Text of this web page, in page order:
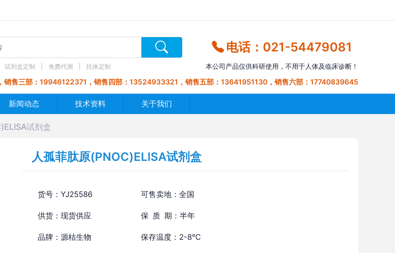
试剂盒定制 免费代测 抗体定制
电话：021-54479081
本公司产品仅供科研使用，不用于人体及临床诊断！
售三部：19946122371，销售四部：13524933321，销售五部：13641951130，销售六部：17740839645
新闻动态 技术资料 关于我们
试剂盒
人孤菲肽原(PNOC)ELISA试剂盒
货号：YJ25586 可售卖地：全国
供货：现货供应 保 质 期：半年
品牌：源桔生物 保存温度：2-8℃